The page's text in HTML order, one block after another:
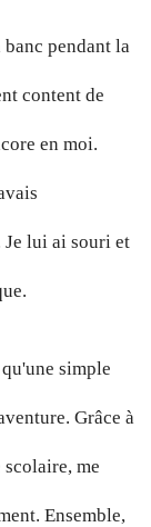
pendant la
content de
en moi.
Je lui ai souri et
simple
Grâce à
me
Ensemble,